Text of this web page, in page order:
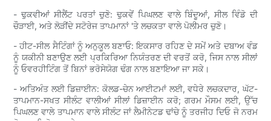
- ਢੁਕਵੀਆਂ ਸੀਲੈਂਟ ਪਰਤਾਂ ਚੁਣੋ: ਢੁਕਵੇਂ ਪਿਘਲਣ ਵਾਲੇ ਬਿੰਦੂਆਂ, ਸੀਲ ਵਿੰਡੋ ਦੀ
ਚੌੜਾਈ, ਅਤੇ ਲੋੜੀਂਦੇ ਸਟੋਰੇਜ ਤਾਪਮਾਨਾਂ 'ਤੇ ਲਚਕਤਾ ਵਾਲੇ ਪੋਲੀਮਰ ਚੁਣੋ।
- ਹੀਟ-ਸੀਲ ਸੈਟਿੰਗਾਂ ਨੂੰ ਅਨੁਕੂਲ ਬਣਾਓ: ਇਕਸਾਰ ਰਹਿਣ ਦੇ ਸਮੇਂ ਅਤੇ ਦਬਾਅ ਵੰਡ
ਨੂੰ ਯਕੀਨੀ ਬਣਾਉਣ ਲਈ ਪ੍ਰਕਿਰਿਆ ਨਿਯੰਤਰਣ ਦੀ ਵਰਤੋਂ ਕਰੋ, ਜਿਸ ਨਾਲ ਸੀਲਾਂ
ਨੂੰ ਓਵਰਹੀਟਿੰਗ ਤੋਂ ਬਿਨਾਂ ਭਰੋਸੇਯੋਗ ਢੰਗ ਨਾਲ ਬਣਾਇਆ ਜਾ ਸਕੇ।
- ਅਤਿਅੰਤ ਲਈ ਡਿਜ਼ਾਈਨ: ਕੋਲਡ-ਚੇਨ ਆਈਟਮਾਂ ਲਈ, ਵਧੇਰੇ ਲਚਕਦਾਰ, ਘੱਟ-
ਤਾਪਮਾਨ-ਸਖਤ ਸੀਲੰਟ ਵਾਲੀਆਂ ਸੀਲਾਂ ਡਿਜ਼ਾਈਨ ਕਰੋ; ਗਰਮ ਮੌਸਮ ਲਈ, ਉੱਚ
ਪਿਘਲਣ ਵਾਲੇ ਤਾਪਮਾਨ ਵਾਲੇ ਸੀਲੰਟ ਜਾਂ ਲੈਮੀਨੇਟਡ ਢਾਂਚੇ ਨੂੰ ਤਰਜੀਹ ਦਿਓ ਜੋ ਨਰਮ